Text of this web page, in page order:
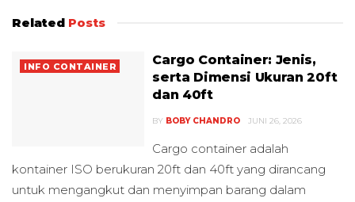
Related Posts
INFO CONTAINER
Cargo Container: Jenis,
serta Dimensi Ukuran 20ft
dan 40ft
BY BOBY CHANDRO JUNI 26, 2026
Cargo container adalah
kontainer ISO berukuran 20ft dan 40ft yang dirancang
untuk mengangkut dan menyimpan barang dalam